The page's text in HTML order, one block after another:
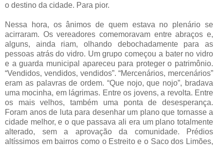
o destino da cidade. Para pior.
Nessa hora, os ânimos de quem estava no plenário se
acirraram. Os vereadores comemoravam entre abraços e,
alguns, ainda riam, olhando debochadamente para as
pessoas atrás do vidro. Um grupo começou a bater no vidro
e a guarda municipal apareceu para proteger o patrimônio.
“Vendidos, vendidos, vendidos”. “Mercenários, mercenários”
eram as palavras de ordem. “Que nojo, que nojo”, bradava
uma mocinha, em lágrimas. Entre os jovens, a revolta. Entre
os mais velhos, também uma ponta de desesperança.
Foram anos de luta para desenhar um plano que tornasse a
cidade melhor, e o que passava ali era um plano totalmente
alterado, sem a aprovação da comunidade. Prédios
altíssimos em bairros como o Estreito e o Saco dos Limões,